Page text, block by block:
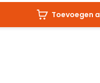
Toevoegen